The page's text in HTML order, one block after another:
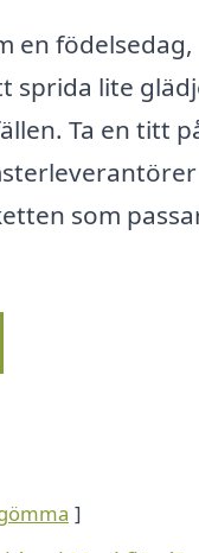
en födelsedag,
sprida lite
Ta en titt
som